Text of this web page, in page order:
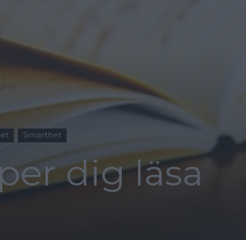
Smarthet
dig läsa